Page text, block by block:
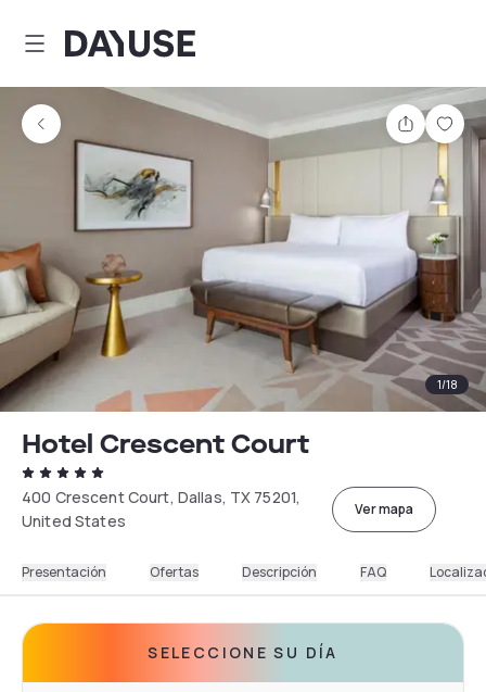
Dayuse
1/18
Hotel Crescent Court
400 Crescent Court, Dallas, TX 75201,
United States
Ver mapa
Presentación Ofertas Descripción FAQ
SELECCIONE SU DÍA